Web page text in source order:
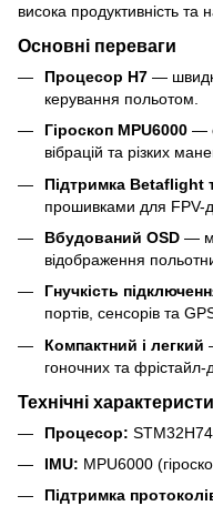
висока продуктивність та
Основні переваги
Процесор H7 —
керування польотом.
Гіроскоп MPU6000 —
вібрацій та різких
Підтримка Betaflight
прошивками для FPV-
Вбудований OSD —
відображення
Гнучкість
портів, сенсорів та
Компактний і легкий
гоночних та фрістайл-
Технічні
Процесор:
IMU: MPU6000
Підтримка